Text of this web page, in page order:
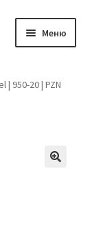
Меню
| 950-20 | PZN